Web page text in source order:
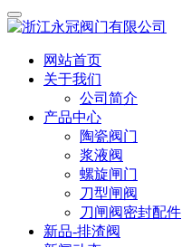
网站首页
关于我们
公司简介
产品中心
陶瓷阀门
浆液阀
螺旋闸门
刀型闸阀
刀闸阀密封配件
新品-排渣阀